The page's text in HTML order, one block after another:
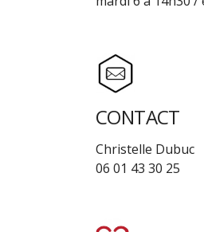
CONTACT
Christelle Dubuc
06 01 43 30 25